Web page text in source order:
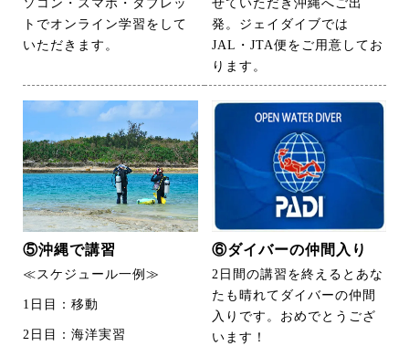
ソコン・スマホ・タブレッ
トでオンライン学習をして
いただきます。
せていただき沖縄へご出
発。ジェイダイブでは
JAL・JTA便をご用意してお
ります。
⑤沖縄で講習
≪スケジュール一例≫
1日目：移動
2日目：海洋実習
⑥ダイバーの仲間入り
2日間の講習を終えるとあな
たも晴れてダイバーの仲間
入りです。おめでとうござ
います！